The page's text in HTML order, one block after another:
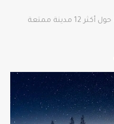
الامر يرجع لك. تحقق من مدونتنا حول أكثر 12 مدينة ممتعة